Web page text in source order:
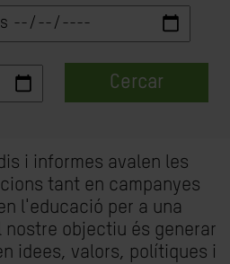
Cercar
i informes avalen les
tant en campanyes
l'educació per a una
nostre objectiu és generar
idees, valors, polítiques i